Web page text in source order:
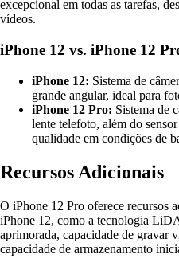
excepcional em todas as tarefas,
vídeos.
iPhone 12 vs. iPhone 12
iPhone 12: Sistema de
grande angular, ideal para
iPhone 12 Pro: Sistema de
lente telefoto, além do
qualidade em condições de
Recursos Adicionais
O iPhone 12 Pro oferece recursos
iPhone 12, como a tecnologia
aprimorada, capacidade de gravar
capacidade de armazenamento